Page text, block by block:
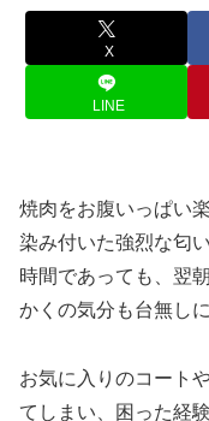
X
LINE
焼肉をお腹いっぱい
染み付いた強烈な匂
時間であっても、翌
かくの気分も台無し
お気に入りのコート
てしまい、困った経